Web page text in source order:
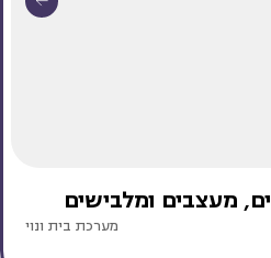
מעצבים ומלבישים
מערכת בית ונוי